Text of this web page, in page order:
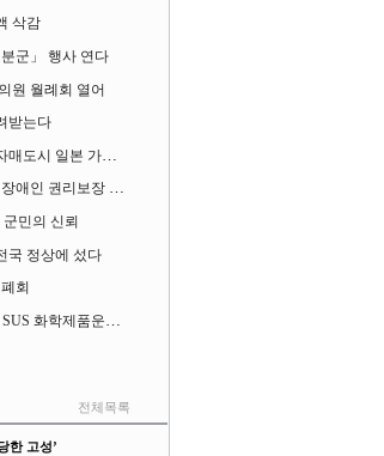
삭감
분군」 행사 연다
원 월례회 열어
받는다
고성장애인자립지원사무소, 장애인 권리보장 촉구 1인 시위 벌여
민의 신뢰
국 정상에 섰다
회
SK오션플랜트, 6,800DWT급 SUS 화학제품운반선 2척 수주
전체목록
한 고성’